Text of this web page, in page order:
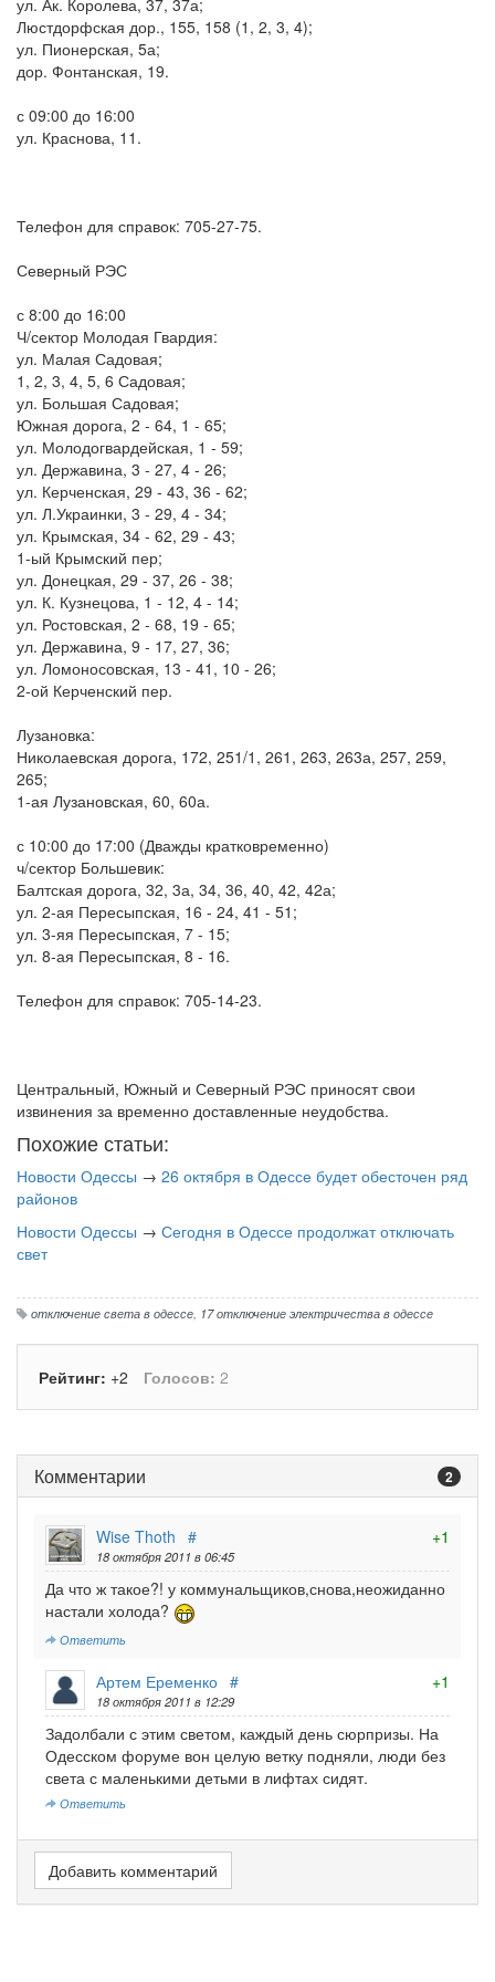
ул. Ак. Королева, 37, 37а;
Люстдорфская дор., 155, 158 (1, 2, 3, 4);
ул. Пионерская, 5а;
дор. Фонтанская, 19.
с 09:00 до 16:00
ул. Краснова, 11.
Телефон для справок: 705-27-75.
Северный РЭС
с 8:00 до 16:00
Ч/сектор Молодая Гвардия:
ул. Малая Садовая;
1, 2, 3, 4, 5, 6 Садовая;
ул. Большая Садовая;
Южная дорога, 2 - 64, 1 - 65;
ул. Молодогвардейская, 1 - 59;
ул. Державина, 3 - 27, 4 - 26;
ул. Керченская, 29 - 43, 36 - 62;
ул. Л.Украинки, 3 - 29, 4 - 34;
ул. Крымская, 34 - 62, 29 - 43;
1-ый Крымский пер;
ул. Донецкая, 29 - 37, 26 - 38;
ул. К. Кузнецова, 1 - 12, 4 - 14;
ул. Ростовская, 2 - 68, 19 - 65;
ул. Державина, 9 - 17, 27, 36;
ул. Ломоносовская, 13 - 41, 10 - 26;
2-ой Керченский пер.
Лузановка:
Николаевская дорога, 172, 251/1, 261, 263, 263а, 257, 259,
265;
1-ая Лузановская, 60, 60а.
с 10:00 до 17:00 (Дважды кратковременно)
ч/сектор Большевик:
Балтская дорога, 32, 3а, 34, 36, 40, 42, 42а;
ул. 2-ая Пересыпская, 16 - 24, 41 - 51;
ул. 3-яя Пересыпская, 7 - 15;
ул. 8-ая Пересыпская, 8 - 16.
Телефон для справок: 705-14-23.
Центральный, Южный и Северный РЭС приносят свои
извинения за временно доставленные неудобства.
Похожие статьи:
Новости Одессы → 26 октября в Одессе будет обесточен ряд
районов
Новости Одессы → Сегодня в Одессе продолжат отключать
свет
отключение света в одессе, 17 отключение электричества в одессе
Рейтинг: +2 Голосов: 2
Комментарии 2
+1
Wise Thoth #
18 октября 2011 в 06:45
Да что ж такое?! у коммунальщиков,снова,неожиданно
настали холода?
Ответить
+1
Артем Еременко #
18 октября 2011 в 12:29
Задолбали с этим светом, каждый день сюрпризы. На
Одесском форуме вон целую ветку подняли, люди без
света с маленькими детьми в лифтах сидят.
Ответить
Добавить комментарий